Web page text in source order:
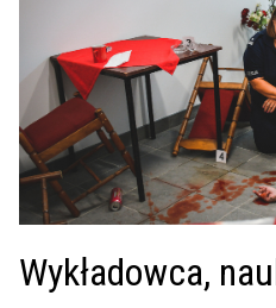
Wykładowca,